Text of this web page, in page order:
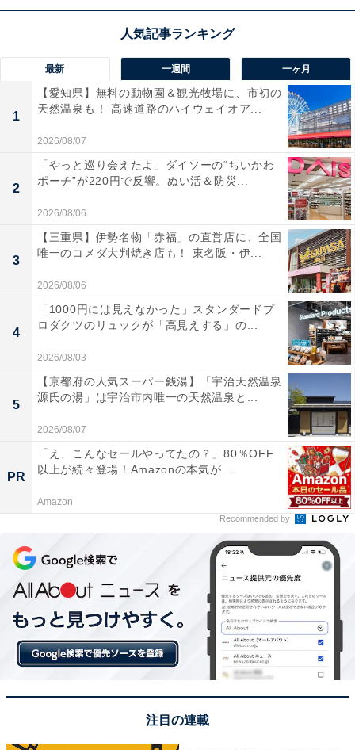
JVCケンウッド ケンウッド Bluetooth コンポ Kseries
XK-330-N [ゴールド]
「小さいのに本格的な音質」。「Kseries XK-330-
N [ゴールド]」に届いた口コミは？
実際に「Kseries XK-330-N [ゴールド]」を使用するユー
ザーからは、どのような声が届いているのでしょうか。
インターネット上で目立った声を抜粋して紹介します。
このサイズからは想像できないほど高解像度で本格
的な音が鳴り、重低音もしっかり効いていてビック
リしました。
とてもコンパクトなのでPCデスクや棚のわずかな
最新 一週間 一ヶ月
1
【愛知県】無料の動物園＆観光牧場に、市初の
天然温泉も！ 高速道路のハイウェイオア...
2026/08/07
2
「やっと巡り会えたよ」ダイソーの“ちいかわ
ポーチ”が220円で反響。ぬい活＆防災...
2026/08/06
3
【三重県】伊勢名物「赤福」の直営店に、全国
唯一のコメダ大判焼き店も！ 東名阪・伊...
2026/08/06
4
「1000円には見えなかった」スタンダードプ
ロダクツのリュックが「高見えする」の...
2026/08/03
5
【京都府の人気スーパー銭湯】「宇治天然温泉
源氏の湯」は宇治市内唯一の天然温泉と...
2026/08/07
PR
「え、こんなセールやってたの？」80％OFF
以上が続々登場！Amazonの本気が...
Amazon
Recommended by
注目の連載